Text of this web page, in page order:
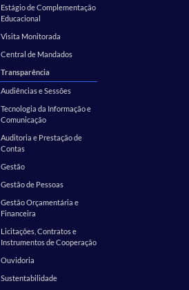
Estágio de Complementação
Educacional
Visita Monitorada
Central de Mandados
Transparência
Audiências e Sessões
Tecnologia da Informação e
Comunicação
Auditoria e Prestação de
Contas
Gestão
Gestão de Pessoas
Gestão Orçamentária e
Financeira
Licitações, Contratos e
Instrumentos de Cooperação
Ouvidoria
Sustentabilidade